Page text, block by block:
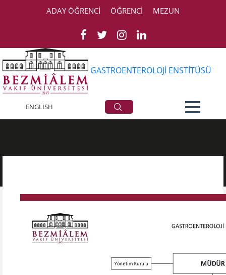
ADAY ÖĞRENCİ ÖĞRENCİ MEZUN
GASTROENTEROLOJİ ENSTİTÜSÜ
ENGLISH Organizasyon Şeması